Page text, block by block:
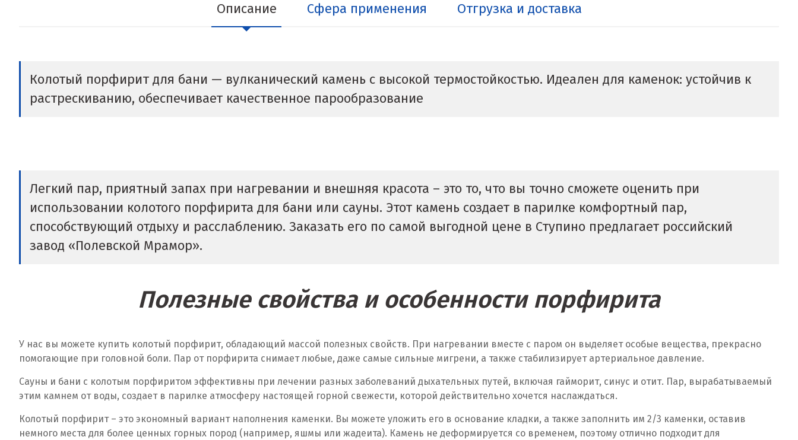
Описание Сфера применения Отгрузка и доставка
Колотый порфирит для бани — вулканический камень с высокой термостойкостью. Идеален для каменок: устойчив к
растрескиванию, обеспечивает качественное парообразование
Легкий пар, приятный запах при нагревании и внешняя красота – это то, что вы точно сможете оценить при
использовании колотого порфирита для бани или сауны. Этот камень создает в парилке комфортный пар,
способствующий отдыху и расслаблению. Заказать его по самой выгодной цене в Ступино предлагает российский
завод «Полевской Мрамор».
Полезные свойства и особенности порфирита
У нас вы можете купить колотый порфирит, обладающий массой полезных свойств. При нагревании вместе с паром он выделяет особые вещества, прекрасно
помогающие при головной боли. Пар от порфирита снимает любые, даже самые сильные мигрени, а также стабилизирует артериальное давление.
Сауны и бани с колотым порфиритом эффективны при лечении разных заболеваний дыхательных путей, включая гайморит, синус и отит. Пар, вырабатываемый
этим камнем от воды, создает в парилке атмосферу настоящей горной свежести, которой действительно хочется наслаждаться.
Колотый порфирит – это экономный вариант наполнения каменки. Вы можете уложить его в основание кладки, а также заполнить им 2/3 каменки, оставив
немного места для более ценных горных пород (например, яшмы или жадеита). Камень не деформируется со временем, поэтому отлично подходит для